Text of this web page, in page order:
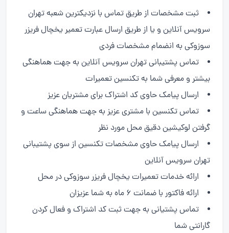
ثبت مشخصات از طریق تماس با نزدیکترین شعبه تهران
سرویس آنلاین و یا از طریق ارسال عبارت تعمیر یخچال فریزر
سوزوکی به انضمام مشخصات فردی
تماس پشتیبانی تهران سرویس آنلاین به جهت هماهنگی
بیشتر و معرفی شما به تکنسین تعمیرات
ارسال پیامک حاوی کد اشتراک برای مشتریان عزیز
تماس تکنسین با مشتری عزیز به جهت هماهنگی ساعت و
گرفتن لوکیشین دقیق محل مورد نظر
ارسال پیامک حاوی مشخصات تکنسین از سوی پشتیبانی
تهران سرویس آنلاین
ارائه خدمات تعمیرات یخچال فریزر سوزوکی در محل
ارائه فاکتور با ضمانت 6 ماه به شما عزیزان
تماس پشتیانی به جهت ثبت کد اشتراک و فعال کردن
گارانتی شما